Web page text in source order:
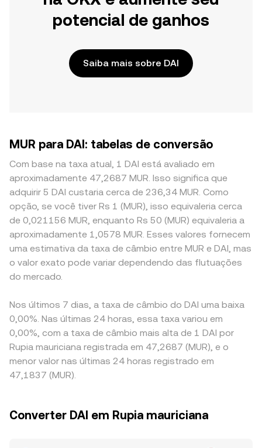
potencial de ganhos
Saiba mais sobre DAI
MUR para DAI: tabelas de conversão
Com base na taxa atual, 1 DAI está avaliado em
aproximadamente 47,2687 MUR. Isso significa que
adquirir 5 DAI custaria cerca de 236,34 MUR. Como
opção, se você tiver Rs 1 (MUR), isso equivaleria cerca
de 0,021156 MUR, enquanto Rs 50 (MUR) equivaleria a
aproximadamente 1,0578 MUR. Esses valores fornecem
uma estimativa da taxa de câmbio entre MUR e DAI, mas
o valor exato pode variar dependendo das flutuações
do mercado.
Nos últimos 7 dias, a taxa de câmbio do DAI uma baixa
0,00%. Nas últimas 24 horas, essa taxa variou em
0,00%, com a taxa de câmbio mais alta de 1 DAI por
Rupia mauriciana registrada em 47,2687 (MUR), e o
menor valor nas últimas 24 horas registrado em
47,1837 (MUR).
Converter DAI em Rupia mauriciana